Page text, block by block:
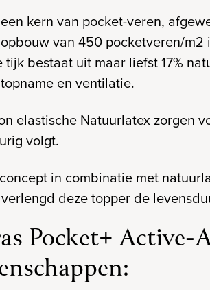
kern van pocket-veren,
van 450 pocketveren/
bestaat uit maar liefst 17%
en ventilatie.
elastische Natuurlatex zorgen
volgt.
in combinatie met
deze topper de
Pocket+ Active-